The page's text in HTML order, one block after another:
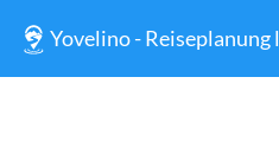
Yovelino - Reiseplanung